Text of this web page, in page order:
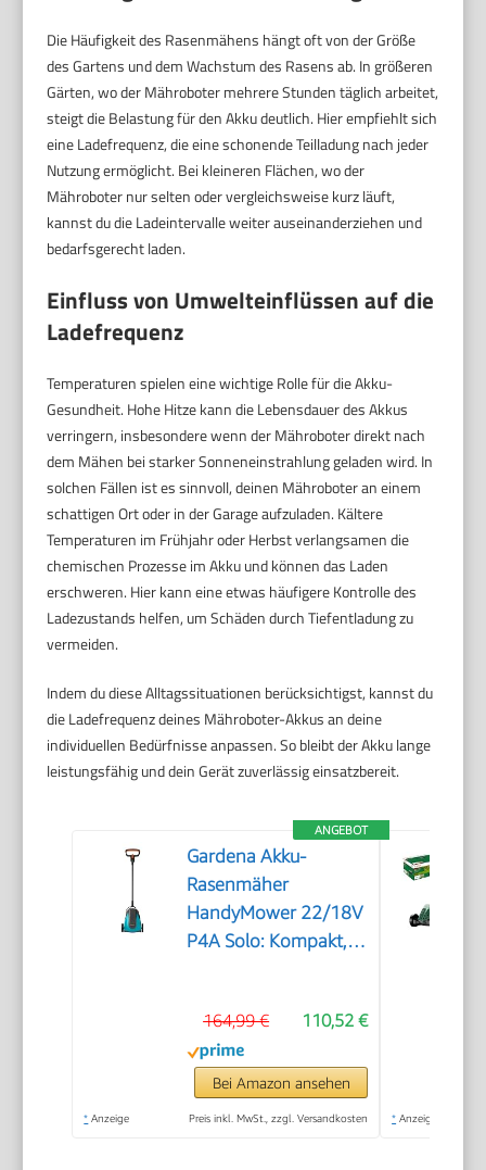
Die Häufigkeit des Rasenmähens hängt oft von der Größe
des Gartens und dem Wachstum des Rasens ab. In größeren
Gärten, wo der Mähroboter mehrere Stunden täglich arbeitet,
steigt die Belastung für den Akku deutlich. Hier empfiehlt sich
eine Ladefrequenz, die eine schonende Teilladung nach jeder
Nutzung ermöglicht. Bei kleineren Flächen, wo der
Mähroboter nur selten oder vergleichsweise kurz läuft,
kannst du die Ladeintervalle weiter auseinanderziehen und
bedarfsgerecht laden.
Einfluss von Umwelteinflüssen auf die
Ladefrequenz
Temperaturen spielen eine wichtige Rolle für die Akku-
Gesundheit. Hohe Hitze kann die Lebensdauer des Akkus
verringern, insbesondere wenn der Mähroboter direkt nach
dem Mähen bei starker Sonneneinstrahlung geladen wird. In
solchen Fällen ist es sinnvoll, deinen Mähroboter an einem
schattigen Ort oder in der Garage aufzuladen. Kältere
Temperaturen im Frühjahr oder Herbst verlangsamen die
chemischen Prozesse im Akku und können das Laden
erschweren. Hier kann eine etwas häufigere Kontrolle des
Ladezustands helfen, um Schäden durch Tiefentladung zu
vermeiden.
Indem du diese Alltagssituationen berücksichtigst, kannst du
die Ladefrequenz deines Mähroboter-Akkus an deine
individuellen Bedürfnisse anpassen. So bleibt der Akku lange
leistungsfähig und dein Gerät zuverlässig einsatzbereit.
ANGEBOT
Gardena Akku-
Rasenmäher
HandyMower 22/18V
P4A Solo: Kompakt,
Rasenflächen bis 50
m², Kabellos (14620-
55)
110,52 €
164,99 €
Bei Amazon ansehen
* Anzeige Preis inkl. MwSt., zzgl. Versandkosten * Anzeige